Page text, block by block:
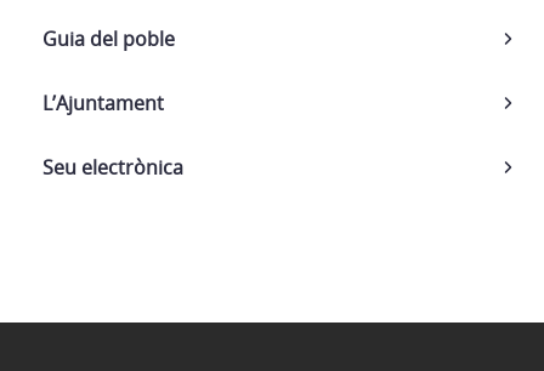
de
25
anys,
any
Guia del poble
L’Ajuntament
Seu electrònica